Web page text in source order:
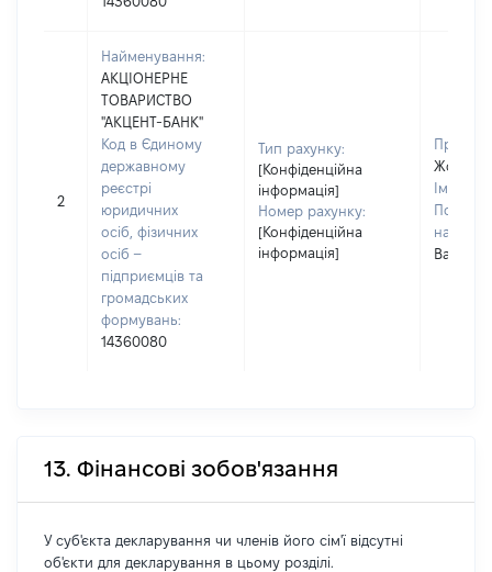
2
Найменування:
АКЦІОНЕРНЕ
ТОВАРИСТВО
"АКЦЕНТ-БАНК"
Код в Єдиному
державному
реєстрі
юридичних
осіб, фізичних
осіб –
підприємців та
громадських
формувань:
14360080
Тип рахунку:
[Конфіденційна
інформація]
Номер рахунку:
[Конфіденційна
інформація]
Ім'я:
По
13. Фінансові зобов'язання
У суб'єкта декларування чи членів його сім'ї відсутні
об'єкти для декларування в цьому розділі.